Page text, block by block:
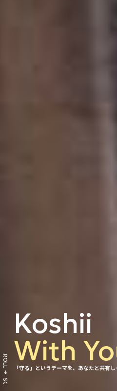
Koshii
With
「守る」というテーマを、あなたと共有し
SCROLL
arrow_forward